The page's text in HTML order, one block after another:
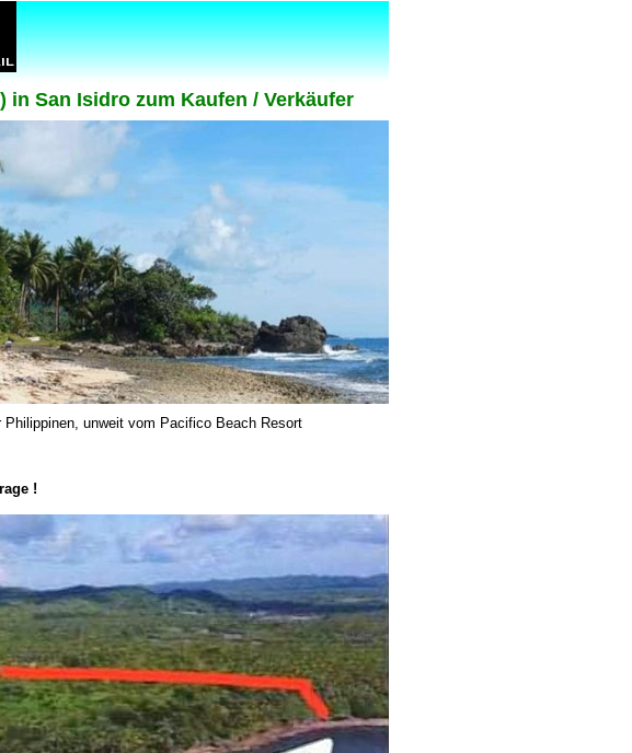
San Isidro zum Kaufen / Verkäufer
unweit vom Pacifico Beach Resort
!